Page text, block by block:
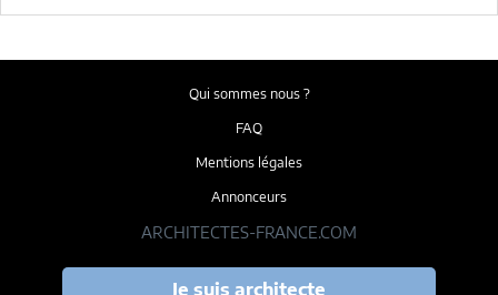
Qui sommes nous ?
FAQ
Mentions légales
Annonceurs
ARCHITECTES-FRANCE.COM
Je suis architecte